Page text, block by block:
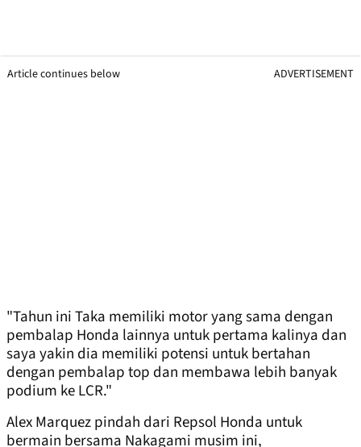
Article continues below ADVERTISEMENT
"Tahun ini Taka memiliki motor yang sama dengan
pembalap Honda lainnya untuk pertama kalinya dan
saya yakin dia memiliki potensi untuk bertahan
dengan pembalap top dan membawa lebih banyak
podium ke LCR."
Alex Marquez pindah dari Repsol Honda untuk
bermain bersama Nakagami musim ini,